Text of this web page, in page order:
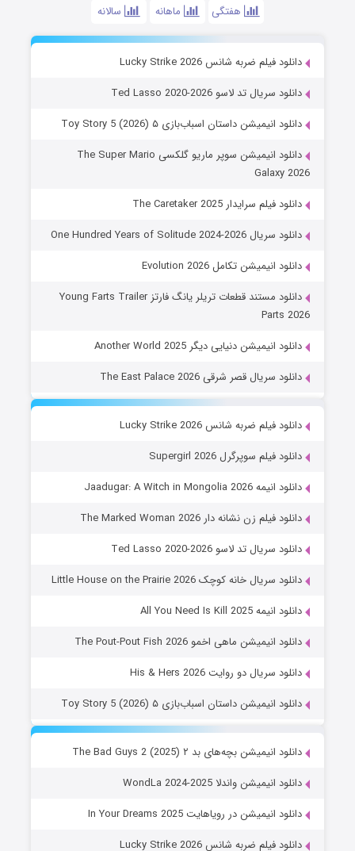
هفتگی ماهانه سالانه
دانلود فیلم ضربه شانس Lucky Strike 2026
دانلود سریال تد لاسو Ted Lasso 2020-2026
دانلود انیمیشن داستان اسباب‌بازی ۵ Toy Story 5 (2026)
دانلود انیمیشن سوپر ماریو گلکسی The Super Mario
Galaxy 2026
دانلود فیلم سرایدار The Caretaker 2025
دانلود سریال One Hundred Years of Solitude 2024-2026
دانلود انیمیشن تکامل Evolution 2026
دانلود مستند قطعات تریلر یانگ فارتز Young Farts Trailer
Parts 2026
دانلود انیمیشن دنیایی دیگر Another World 2025
دانلود سریال قصر شرقی The East Palace 2026
دانلود فیلم ضربه شانس Lucky Strike 2026
دانلود فیلم سوپرگرل Supergirl 2026
دانلود انیمه Jaadugar: A Witch in Mongolia 2026
دانلود فیلم زن نشانه دار The Marked Woman 2026
دانلود سریال تد لاسو Ted Lasso 2020-2026
دانلود سریال خانه کوچک Little House on the Prairie 2026
دانلود انیمه All You Need Is Kill 2025
دانلود انیمیشن ماهی اخمو The Pout-Pout Fish 2026
دانلود سریال دو روایت His & Hers 2026
دانلود انیمیشن داستان اسباب‌بازی ۵ Toy Story 5 (2026)
دانلود انیمیشن بچه‌های بد ۲ The Bad Guys 2 (2025)
دانلود انیمیشن واندلا WondLa 2024-2025
دانلود انیمیشن در رویاهایت In Your Dreams 2025
دانلود فیلم ضربه شانس Lucky Strike 2026